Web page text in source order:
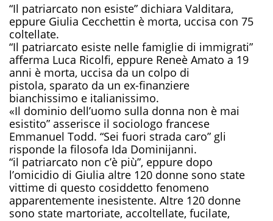
“Il patriarcato non esiste” dichiara Valditara,
eppure Giulia Cecchettin è morta, uccisa con 75
coltellate.
“Il patriarcato esiste nelle famiglie di immigrati”
afferma Luca Ricolfi, eppure Reneè Amato a 19
anni è morta, uccisa da un colpo di
pistola, sparato da un ex-finanziere
bianchissimo e italianissimo.
«Il dominio dell’uomo sulla donna non è mai
esistito” asserisce il sociologo francese
Emmanuel Todd. “Sei fuori strada caro” gli
risponde la filosofa Ida Dominijanni.
“il patriarcato non c’è più”, eppure dopo
l’omicidio di Giulia altre 120 donne sono state
vittime di questo cosiddetto fenomeno
apparentemente inesistente. Altre 120 donne
sono state martoriate, accoltellate, fucilate,